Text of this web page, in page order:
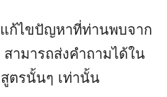
แก้ไขปัญหาที่ท่านพบจาก
ามารถส่งคำถามได้ใน
ตรนั้นๆ เท่านั้น